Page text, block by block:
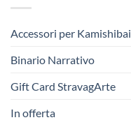
Accessori per Kamishibai
Binario Narrativo
Gift Card StravagArte
In offerta